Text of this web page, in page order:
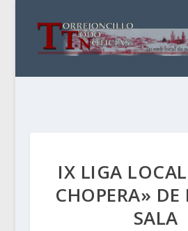
IX LIGA
CHOPERA» DE
SALA